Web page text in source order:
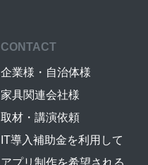
CONTACT
企業様・自治体様
家具関連会社様
取材・講演依頼
IT導入補助金を利用して